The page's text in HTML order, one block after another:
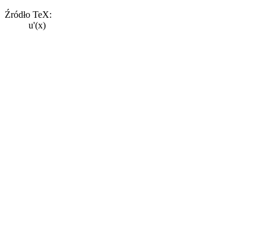
Źródło TeX:
u'(x)